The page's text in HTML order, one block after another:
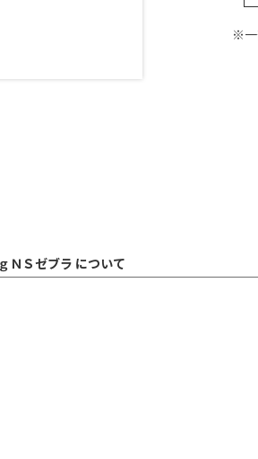
※一
ＮＳゼブラ について